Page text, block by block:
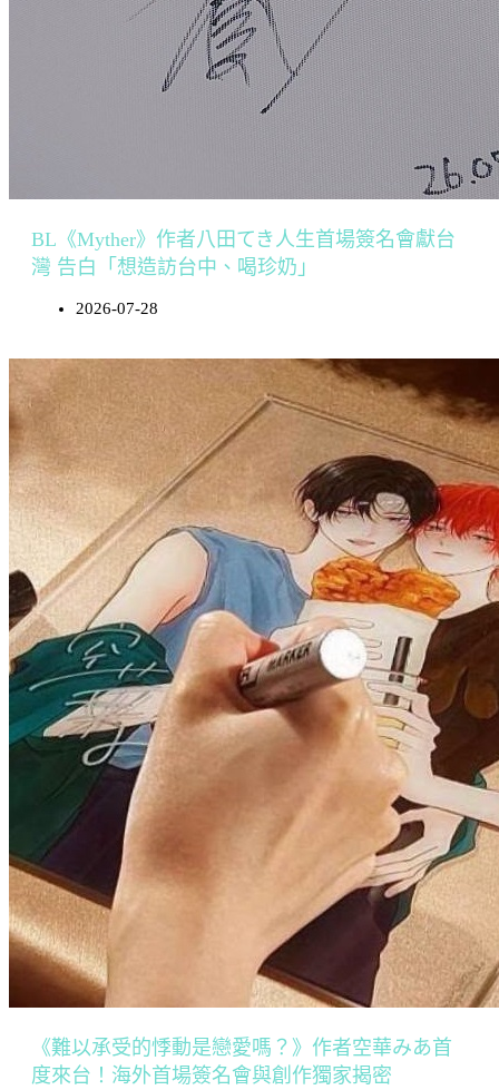
BL《Myther》作者八田てき人生首場簽名會獻台
灣 告白「想造訪台中、喝珍奶」
2026-07-28
《難以承受的悸動是戀愛嗎？》作者空華みあ首
度來台！海外首場簽名會與創作獨家揭密